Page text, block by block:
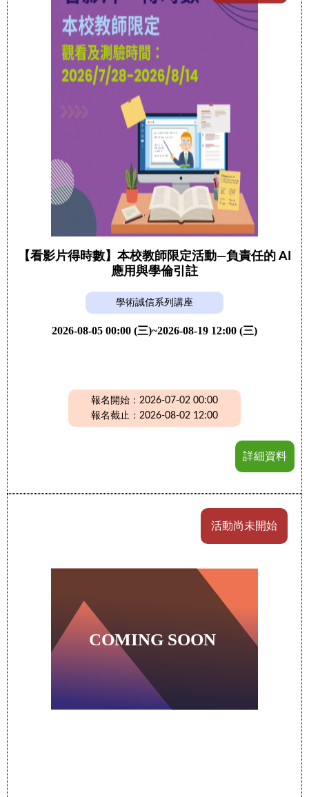
【看影片得時數】本校教師限定活動—負責任的 AI
應用與學倫引註
學術誠信系列講座
2026-08-05 00:00 (三)~2026-08-19 12:00 (三)
報名開始：2026-07-02 00:00
報名截止：2026-08-02 12:00
詳細資料
活動尚未開始